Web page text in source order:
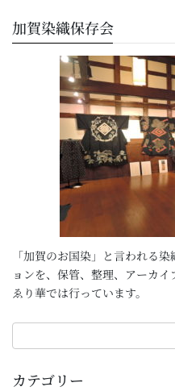
加賀染織保存会
「加賀のお国染」と言われる
ョンを、保管、整理、アーカ
ゑり華では行っています。
カテゴリー